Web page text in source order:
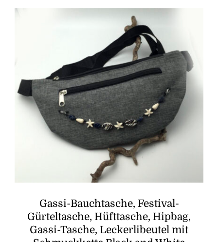
Gassi-Bauchtasche, Festival-
Gürteltasche, Hüfttasche, Hipbag,
Gassi-Tasche, Leckerlibeutel mit